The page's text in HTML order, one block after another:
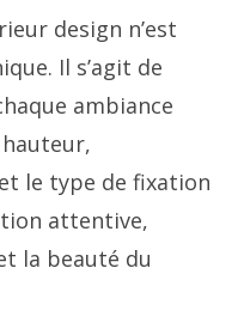
design n’est
Il s’agit de
ambiance
hauteur,
le type de fixation
attentive,
la beauté du